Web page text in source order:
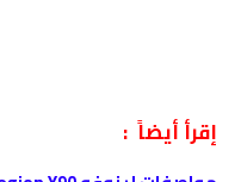
إقرأ أيضاً :